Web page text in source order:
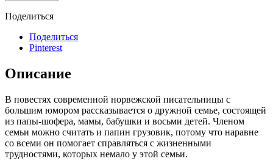
Поделиться
Поделиться
Pinterest
Описание
В повестях современной норвежской писательницы с
большим юмором рассказывается о дружной семье, состоящей
из папы-шофера, мамы, бабушки и восьми детей. Членом
семьи можно считать и папин грузовик, потому что наравне
со всеми он помогает справляться с жизненными
трудностями, которых немало у этой семьи.